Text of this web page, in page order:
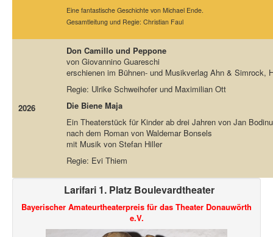
Eine fantastische Geschichte von Michael Ende.
Gesamtleitung und Regie: Christian Faul
2026
Don Camillo und Peppone
von Giovannino Guareschi
erschienen im Bühnen- und Musikverlag Ahn & Simrock,
Regie: Ulrike Schweihofer und Maximilian Ott
Die Biene Maja
Ein Theaterstück für Kinder ab drei Jahren von Jan
nach dem Roman von Waldemar Bonsels
mit Musik von Stefan Hiller
Regie: Evi Thiem
Larifari 1. Platz Boulevardtheater
Bayerischer Amateurtheaterpreis für das Theater Donauwörth
e.V.